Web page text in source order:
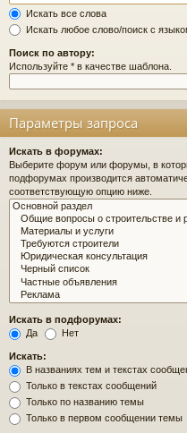
Искать все слова
Искать любое слово/поиск с
Поиск по автору:
Используйте * в качестве шаблона.
Параметры запроса
Искать в форумах:
Выберите форум или форумы, в
подфорумах производится
соответствующую опцию ниже.
Искать в подфорумах:
Да
Нет
Искать:
В названиях тем и текстах
Только в текстах сообщений
Только по названию темы
Только в первом сообщении темы